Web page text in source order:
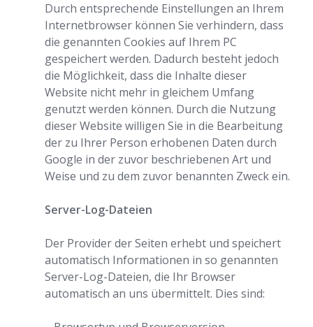
Durch entsprechende Einstellungen an Ihrem
Internetbrowser können Sie verhindern, dass
die genannten Cookies auf Ihrem PC
gespeichert werden. Dadurch besteht jedoch
die Möglichkeit, dass die Inhalte dieser
Website nicht mehr in gleichem Umfang
genutzt werden können. Durch die Nutzung
dieser Website willigen Sie in die Bearbeitung
der zu Ihrer Person erhobenen Daten durch
Google in der zuvor beschriebenen Art und
Weise und zu dem zuvor benannten Zweck ein.
Server-Log-Dateien
Der Provider der Seiten erhebt und speichert
automatisch Informationen in so genannten
Server-Log-Dateien, die Ihr Browser
automatisch an uns übermittelt. Dies sind: